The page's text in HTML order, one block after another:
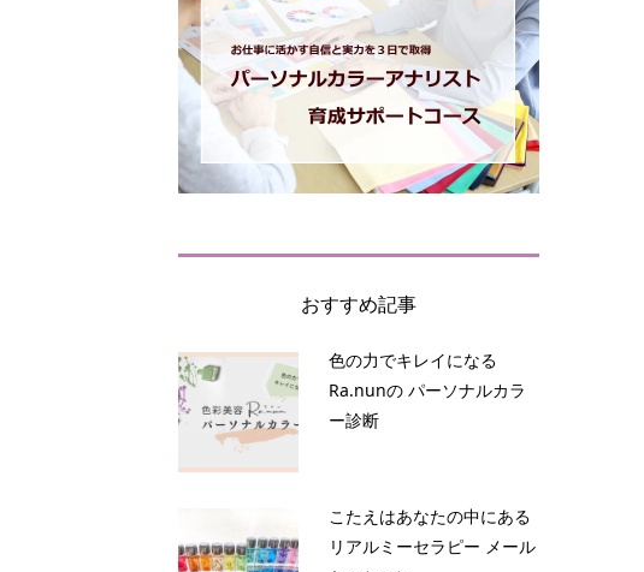
おすすめ記事
色の力でキレイになる
Ra.nunの パーソナルカラ
ー診断
こたえはあなたの中にある
リアルミーセラピー メール